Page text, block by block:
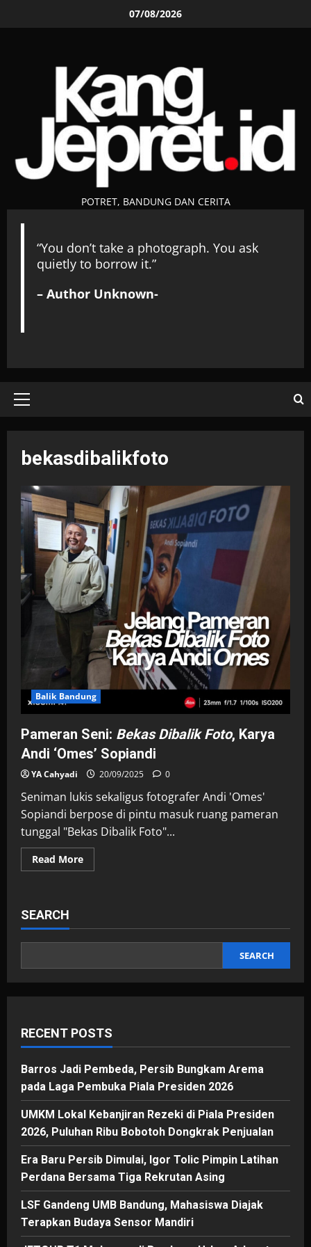
07/08/2026
POTRET, BANDUNG DAN CERITA
“You don’t take a photograph. You ask
quietly to borrow it.”
– Author Unknown-
Primary
bekasdibalikfoto
Balik Bandung
Pameran Seni: Bekas Dibalik Foto, Karya
Andi ‘Omes’ Sopiandi
YA Cahyadi 20/09/2025 0
Seniman lukis sekaligus fotografer Andi 'Omes'
Sopiandi berpose di pintu masuk ruang pameran
tunggal "Bekas Dibalik Foto"...
Read MoreRead
more
Foto</i>,
Andi
Sopiandi
SEARCH
SEARCH
RECENT POSTS
Barros Jadi Pembeda, Persib Bungkam Arema
pada Laga Pembuka Piala Presiden 2026
UMKM Lokal Kebanjiran Rezeki di Piala Presiden
2026, Puluhan Ribu Bobotoh Dongkrak Penjualan
Era Baru Persib Dimulai, Igor Tolic Pimpin Latihan
Perdana Bersama Tiga Rekrutan Asing
LSF Gandeng UMB Bandung, Mahasiswa Diajak
Terapkan Budaya Sensor Mandiri